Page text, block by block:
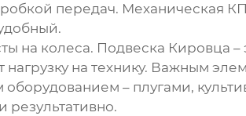
передач. Механическая
на колеса. Подвеска Кировца –
на технику. Важным
– плугами,
результативно.